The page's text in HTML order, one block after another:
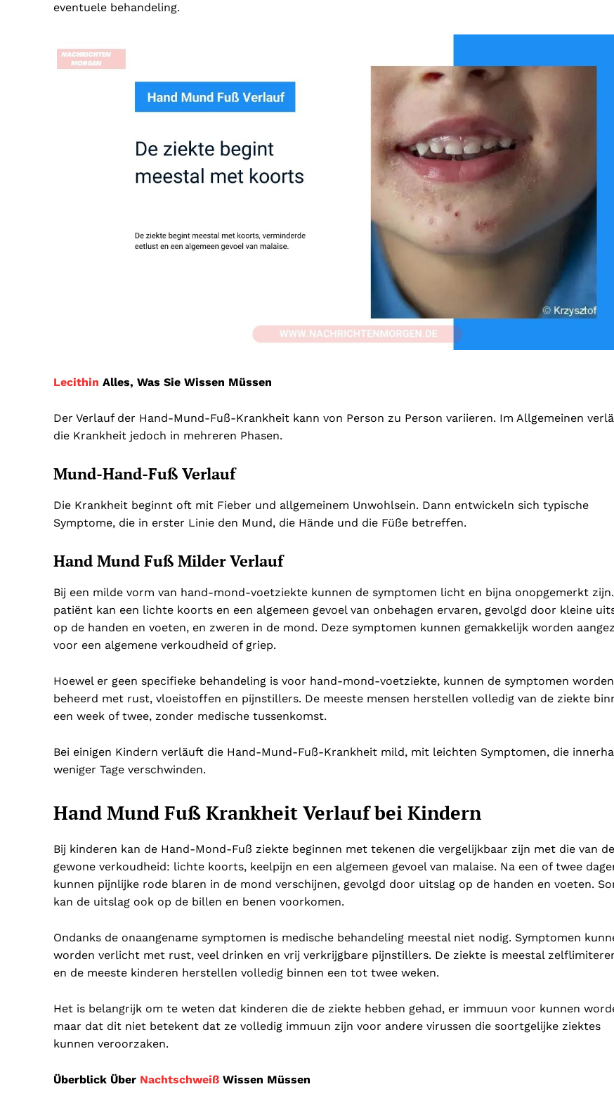
eventuele behandeling.
Lecithin Alles, Was Sie Wissen Müssen
Der Verlauf der Hand-Mund-Fuß-Krankheit kann von Person zu Person variieren. Im Allgemeinen
die Krankheit jedoch in mehreren Phasen.
Mund-Hand-Fuß Verlauf
Die Krankheit beginnt oft mit Fieber und allgemeinem Unwohlsein. Dann entwickeln sich typische
Symptome, die in erster Linie den Mund, die Hände und die Füße betreffen.
Hand Mund Fuß Milder Verlauf
Bij een milde vorm van hand-mond-voetziekte kunnen de symptomen licht en bijna onopgemerkt
patiënt kan een lichte koorts en een algemeen gevoel van onbehagen ervaren, gevolgd door kleine
op de handen en voeten, en zweren in de mond. Deze symptomen kunnen gemakkelijk worden
voor een algemene verkoudheid of griep.
Hoewel er geen specifieke behandeling is voor hand-mond-voetziekte, kunnen de symptomen worden
beheerd met rust, vloeistoffen en pijnstillers. De meeste mensen herstellen volledig van de ziekte
een week of twee, zonder medische tussenkomst.
Bei einigen Kindern verläuft die Hand-Mund-Fuß-Krankheit mild, mit leichten Symptomen, die
weniger Tage verschwinden.
Hand Mund Fuß Krankheit Verlauf bei Kindern
Bij kinderen kan de Hand-Mond-Fuß ziekte beginnen met tekenen die vergelijkbaar zijn met die van de
gewone verkoudheid: lichte koorts, keelpijn en een algemeen gevoel van malaise. Na een of twee
kunnen pijnlijke rode blaren in de mond verschijnen, gevolgd door uitslag op de handen en voeten.
kan de uitslag ook op de billen en benen voorkomen.
Ondanks de onaangename symptomen is medische behandeling meestal niet nodig. Symptomen
worden verlicht met rust, veel drinken en vrij verkrijgbare pijnstillers. De ziekte is meestal
en de meeste kinderen herstellen volledig binnen een tot twee weken.
Het is belangrijk om te weten dat kinderen die de ziekte hebben gehad, er immuun voor kunnen
maar dat dit niet betekent dat ze volledig immuun zijn voor andere virussen die soortgelijke ziektes
kunnen veroorzaken.
Überblick Über Nachtschweiß Wissen Müssen